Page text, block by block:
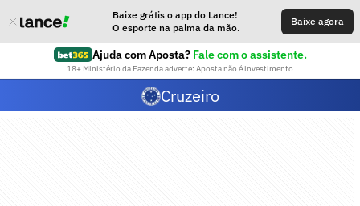
Baixe grátis o app do Lance!
O esporte na palma da mão.
Baixe agora
Ajuda com Aposta? Fale com o assistente.
18+ Ministério da Fazenda adverte: Aposta não é investimento
Cruzeiro